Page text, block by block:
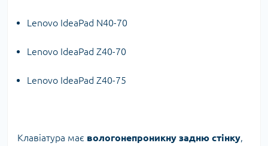
Lenovo IdeaPad N40-70
Lenovo IdeaPad Z40-70
Lenovo IdeaPad Z40-75
Клавіатура має вологонепроникну задню стінку,